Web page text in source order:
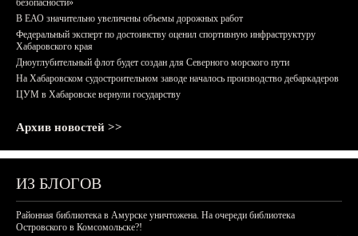
безопасности»
В ЕАО значительно увеличены объемы дорожных работ
Федеральный эксперт по достоинству оценил спортивную инфраструктуру
Хабаровского края
Дноуглубительный флот будет создан для Северного морского пути
На Хабаровском судостроительном заводе началось производство дебаркадеров
ЦУМ в Хабаровске вернули государству
Архив новостей >>
ИЗ БЛОГОВ
Районная библиотека в Амурске уничтожена. На очереди библиотека
Островского в Комсомольске?!